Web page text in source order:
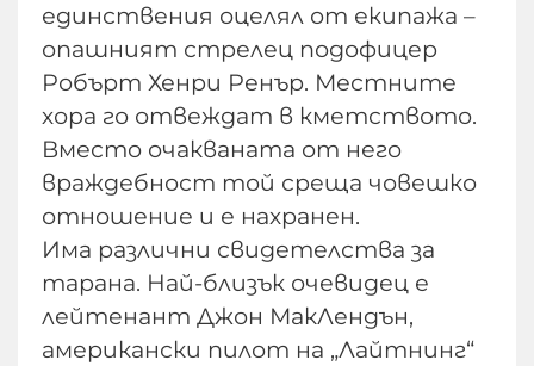
единствения оцелял от екипажа –
опашният стрелец подофицер
Робърт Хенри Ренър. Местните
хора го отвеждат в кметството.
Вместо очакваната от него
враждебност той среща човешко
отношение и е нахранен.
Има различни свидетелства за
тарана. Най-близък очевидец е
лейтенант Джон МакЛендън,
американски пилот на „Лайтнинг“